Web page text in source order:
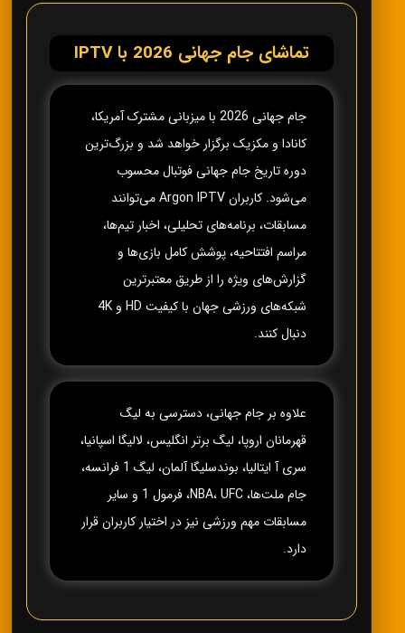
تماشای جام جهانی 2026 با IPTV
جام جهانی 2026 با میزبانی مشترک آمریکا،
کانادا و مکزیک برگزار خواهد شد و بزرگ‌ترین
دوره تاریخ جام جهانی فوتبال محسوب
می‌شود. کاربران Argon IPTV می‌توانند
مسابقات، برنامه‌های تحلیلی، اخبار تیم‌ها،
مراسم افتتاحیه، پوشش کامل بازی‌ها و
گزارش‌های ویژه را از طریق معتبرترین
شبکه‌های ورزشی جهان با کیفیت HD و 4K
دنبال کنند.
علاوه بر جام جهانی، دسترسی به لیگ
قهرمانان اروپا، لیگ برتر انگلیس، لالیگا اسپانیا،
سری آ ایتالیا، بوندسلیگا آلمان، لیگ 1 فرانسه،
جام ملت‌ها، NBA، UFC، فرمول 1 و سایر
مسابقات مهم ورزشی نیز در اختیار کاربران قرار
دارد.